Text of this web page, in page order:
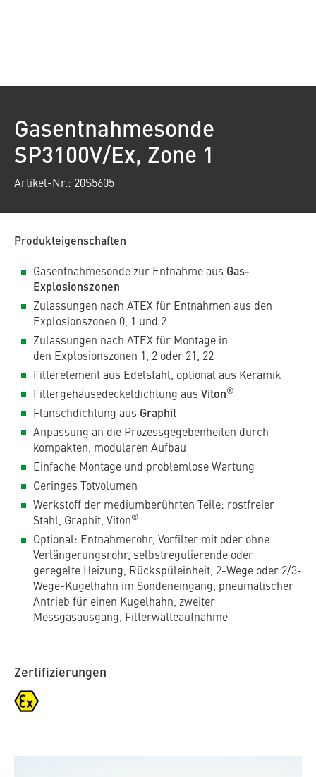
Gasentnahmesonde
SP3100V/Ex, Zone 1
Artikel-Nr.: 20S5605
Produkteigenschaften
Gasentnahmesonde zur Entnahme aus Gas-
Explosionszonen
Zulassungen nach ATEX für Entnahmen aus den
Explosionszonen 0, 1 und 2
Zulassungen nach ATEX für Montage in
den Explosionszonen 1, 2 oder 21, 22
Filterelement aus Edelstahl, optional aus Keramik
Filtergehäusedeckeldichtung aus Viton®
Flanschdichtung aus Graphit
Anpassung an die Prozessgegebenheiten durch
kompakten, modularen Aufbau
Einfache Montage und problemlose Wartung
Geringes Totvolumen
Werkstoff der mediumberührten Teile: rostfreier
Stahl, Graphit, Viton®
Optional: Entnahmerohr, Vorfilter mit oder ohne
Verlängerungsrohr, selbstregulierende oder
geregelte Heizung, Rückspüleinheit, 2-Wege oder 2/3-
Wege-Kugelhahn im Sondeneingang, pneumatischer
Antrieb für einen Kugelhahn, zweiter
Messgasausgang, Filterwatteaufnahme
Zertifizierungen